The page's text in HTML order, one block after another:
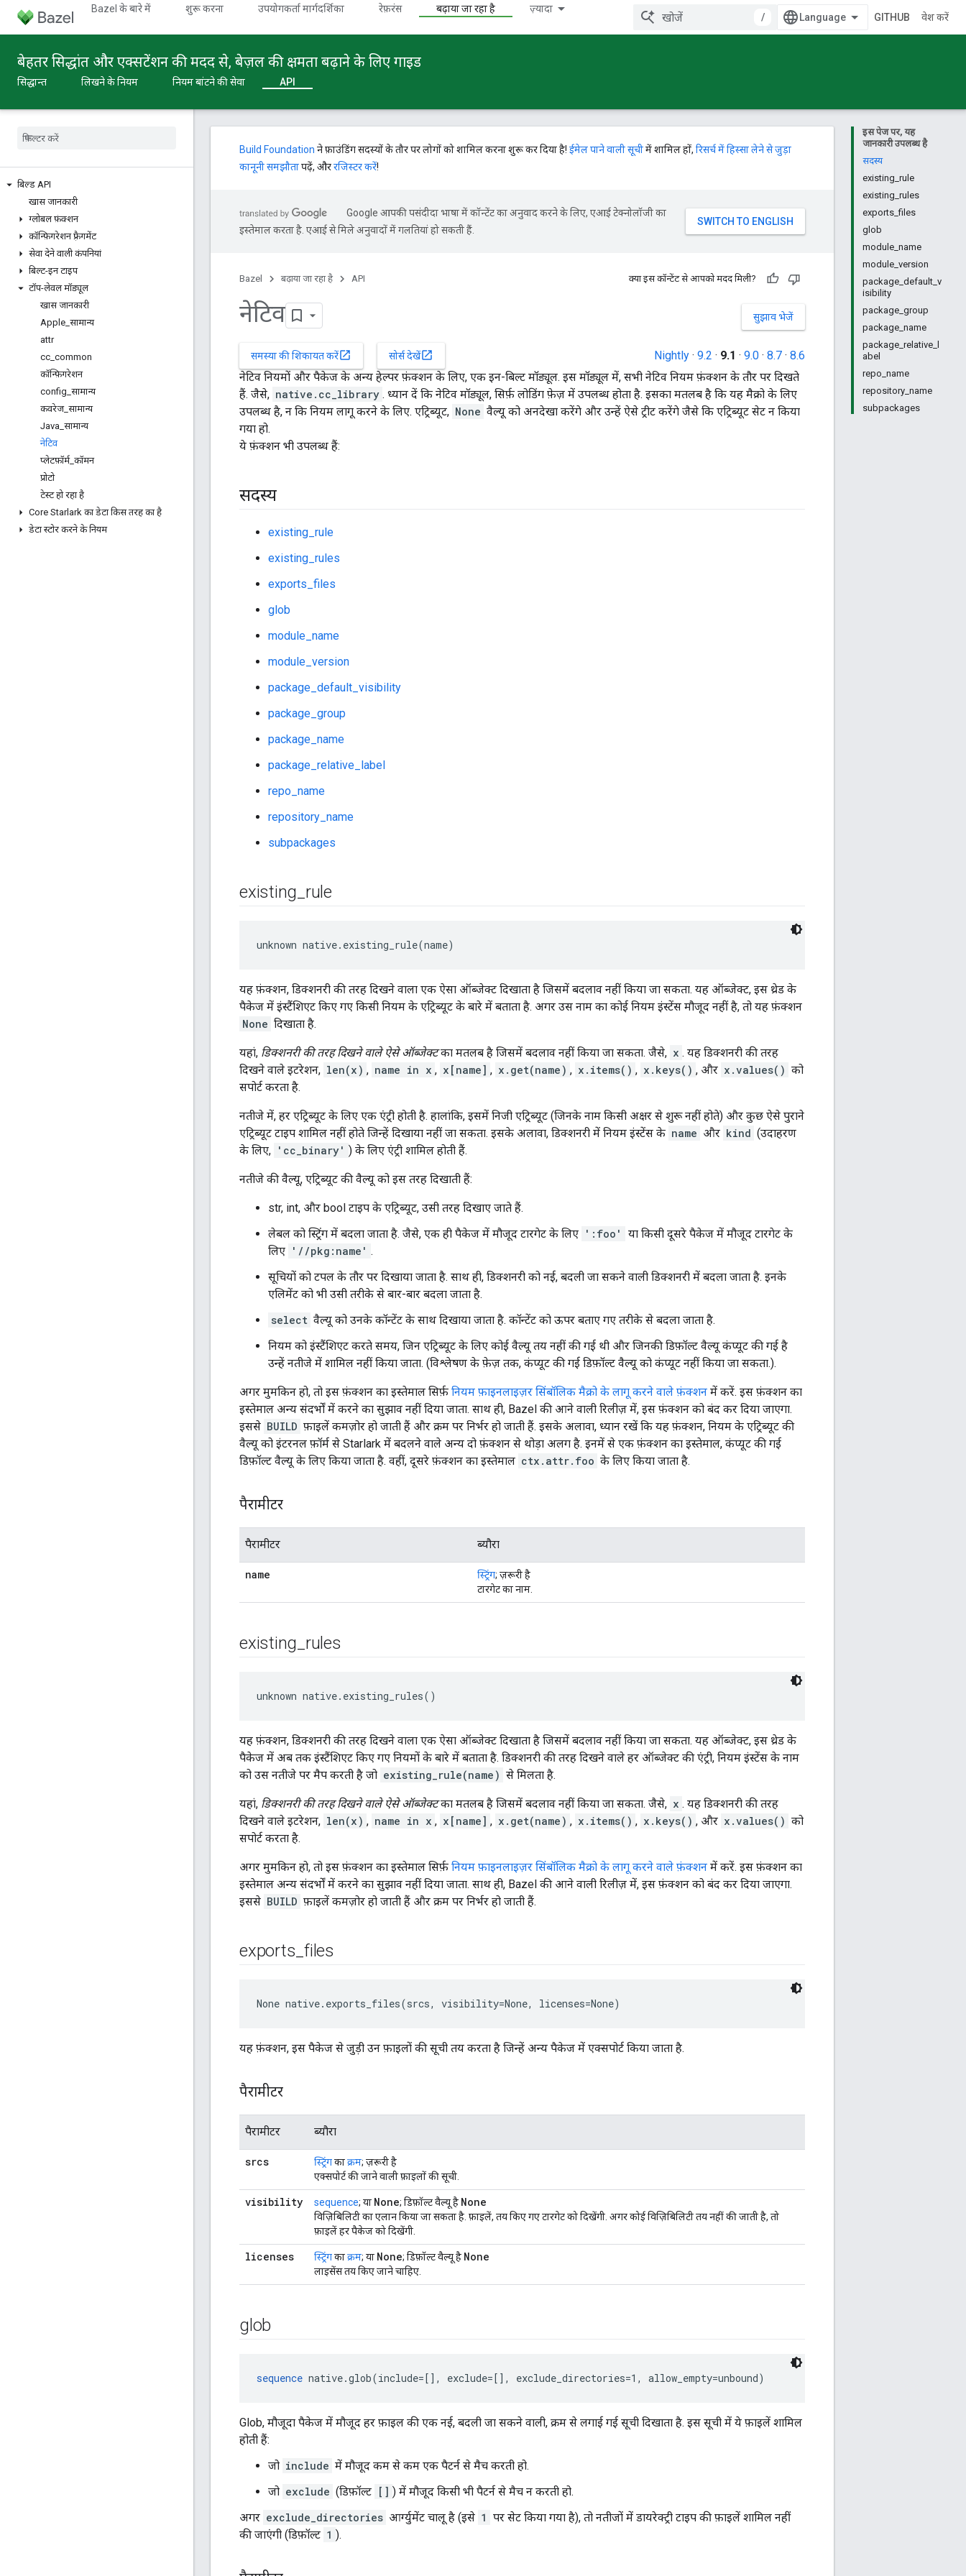
Bazel के बारे में शुरू करना उपयोगकर्ता मार्गदर्शिका रेफ़रंस बढ़ाया जा रहा है ज़्यादा
/ GITHUB प्रवेश करें
बेहतर सिद्धांत और एक्सटेंशन की मदद से, बेज़ल की क्षमता बढ़ाने के लिए गाइड
सिद्धान्त लिखने के नियम नियम बांटने की सेवा API
बिल्ड API
खास जानकारी
ग्लोबल फ़ंक्शन
कॉन्फ़िगरेशन फ़्रैगमेंट
सेवा देने वाली कंपनियां
बिल्ट-इन टाइप
टॉप-लेवल मॉड्यूल
खास जानकारी
Apple सामान्य
attr
cc common
कॉन्फ़िगरेशन
config सामान्य
कवरेज_ सामान्य
Java सामान्य
नेटिव
प्लेटफ़ॉर्म_ कॉमन
प्रोटो
टेस्ट हो रहा है
Core Starlark का डेटा किस तरह का है
डेटा स्टोर करने के नियम
इस पेज पर, यह
जानकारी उपलब्ध है
सदस्य
existing_rule
existing_rules
exports_files
glob
module_name
module_version
package_default_v
isibility
package_group
package_name
package_relative_l
abel
repo_name
repository_name
subpackages
Build Foundation ने फ़ाउंडिंग सदस्यों के तौर पर लोगों को शामिल करना शुरू कर दिया है! ईमेल पाने वाली सूचीमें शामिल हों, रिसर्च में हिस्सा लेने से जुड़ा
कानूनी समझौतापढ़ें, औररजिस्टर करें!
Google आपकी पसंदीदा भाषा में कॉन्टेंट का अनुवाद करने के लिए, एआई टेक्नोलॉजी का
इस्तेमाल करता है. एआई से मिले अनुवादों में गलतियां हो सकती हैं.
Bazel बढ़ाया जा रहा है API क्या इस कॉन्टेंट से आपको मदद मिली?
सुझाव भेजें
नेटिव
समस्या की शिकायत करेंopen_in_new सोर्स देखेंopen_in_new Nightly · 9.2 · 9.1 · 9.0 · 8.7 · 8.6
नेटिव नियमों और पैकेज के अन्य हेल्पर फ़ंक्शन के लिए, एक इन-बिल्ट मॉड्यूल. इस मॉड्यूल में, सभी नेटिव नियम फ़ंक्शन के तौर पर दिखते
हैं. जैसे, native.cc_library . ध्यान दें कि नेटिव मॉड्यूल, सिर्फ़ लोडिंग फ़ेज़ में उपलब्ध होता है. इसका मतलब है कि यह मैक्रो के लिए
उपलब्ध है, न कि नियम लागू करने के लिए. एट्रिब्यूट, None वैल्यू को अनदेखा करेंगे और उन्हें ऐसे ट्रीट करेंगे जैसे कि एट्रिब्यूट सेट न किया
गया हो.
ये फ़ंक्शन भी उपलब्ध हैं:
सदस्य
existing_rule
existing_rules
exports_files
glob
module_name
module_version
package_default_visibility
package_group
package_name
package_relative_label
repo_name
repository_name
subpackages
existing rule
unknown native.existing_rule(name)
यह फ़ंक्शन, डिक्शनरी की तरह दिखने वाला एक ऐसा ऑब्जेक्ट दिखाता है जिसमें बदलाव नहीं किया जा सकता. यह ऑब्जेक्ट, इस थ्रेड के
पैकेज में इंस्टैंशिएट किए गए किसी नियम के एट्रिब्यूट के बारे में बताता है. अगर उस नाम का कोई नियम इंस्टेंस मौजूद नहीं है, तो यह फ़ंक्शन
None दिखाता है.
यहां, डिक्शनरी की तरह दिखने वाले ऐसे ऑब्जेक्टका मतलब है जिसमें बदलाव नहीं किया जा सकता. जैसे, x . यह डिक्शनरी की तरह
दिखने वाले इटरेशन, len(x) , name in x , x[name] , x.get(name) , x.items() , x.keys() , और x.values() को
सपोर्ट करता है.
नतीजे में, हर एट्रिब्यूट के लिए एक एंट्री होती है. हालांकि, इसमें निजी एट्रिब्यूट (जिनके नाम किसी अक्षर से शुरू नहीं होते) और कुछ ऐसे पुराने
एट्रिब्यूट टाइप शामिल नहीं होते जिन्हें दिखाया नहीं जा सकता. इसके अलावा, डिक्शनरी में नियम इंस्टेंस के name और kind (उदाहरण
के लिए, 'cc_binary' ) के लिए एंट्री शामिल होती हैं.
नतीजे की वैल्यू, एट्रिब्यूट की वैल्यू को इस तरह दिखाती हैं:
str, int, और bool टाइप के एट्रिब्यूट, उसी तरह दिखाए जाते हैं.
लेबल को स्ट्रिंग में बदला जाता है. जैसे, एक ही पैकेज में मौजूद टारगेट के लिए ':foo'
या किसी दूसरे पैकेज में मौजूद टारगेट के
लिए '//pkg:name' .
सूचियों को टपल के तौर पर दिखाया जाता है. साथ ही, डिक्शनरी को नई, बदली जा सकने वाली डिक्शनरी में बदला जाता है. इनके
एलिमेंट को भी उसी तरीके से बार-बार बदला जाता है.
select वैल्यू को उनके कॉन्टेंट के साथ दिखाया जाता है. कॉन्टेंट को ऊपर बताए गए तरीके से बदला जाता है.
नियम को इंस्टैंशिएट करते समय, जिन एट्रिब्यूट के लिए कोई वैल्यू तय नहीं की गई थी और जिनकी डिफ़ॉल्ट वैल्यू कंप्यूट की गई है
उन्हें नतीजे में शामिल नहीं किया जाता. (विश्लेषण के फ़ेज़ तक, कंप्यूट की गई डिफ़ॉल्ट वैल्यू को कंप्यूट नहीं किया जा सकता.).
अगर मुमकिन हो, तो इस फ़ंक्शन का इस्तेमाल सिर्फ़ नियम फ़ाइनलाइज़र सिंबॉलिक मैक्रो के लागू करने वाले फ़ंक्शन में करें. इस फ़ंक्शन का
इस्तेमाल अन्य संदर्भों में करने का सुझाव नहीं दिया जाता. साथ ही, Bazel की आने वाली रिलीज़ में, इस फ़ंक्शन को बंद कर दिया जाएगा.
इससे BUILD फ़ाइलें कमज़ोर हो जाती हैं और क्रम पर निर्भर हो जाती हैं. इसके अलावा, ध्यान रखें कि यह फ़ंक्शन, नियम के एट्रिब्यूट की
वैल्यू को इंटरनल फ़ॉर्म से Starlark में बदलने वाले अन्य दो फ़ंक्शन से थोड़ा अलग है. इनमें से एक फ़ंक्शन का इस्तेमाल, कंप्यूट की गई
डिफ़ॉल्ट वैल्यू के लिए किया जाता है. वहीं, दूसरे फ़ंक्शन का इस्तेमाल ctx.attr.foo के लिए किया जाता है.
पैरामीटर
पैरामीटर ब्यौरा
name स्ट्रिंग; ज़रूरी है
टारगेट का नाम.
existing rules
unknown native.existing_rules()
यह फ़ंक्शन, डिक्शनरी की तरह दिखने वाला एक ऐसा ऑब्जेक्ट दिखाता है जिसमें बदलाव नहीं किया जा सकता. यह ऑब्जेक्ट, इस थ्रेड के
पैकेज में अब तक इंस्टैंशिएट किए गए नियमों के बारे में बताता है. डिक्शनरी की तरह दिखने वाले हर ऑब्जेक्ट की एंट्री, नियम इंस्टेंस के नाम
को उस नतीजे पर मैप करती है जो existing_rule(name) से मिलता है.
यहां, डिक्शनरी की तरह दिखने वाले ऐसे ऑब्जेक्टका मतलब है जिसमें बदलाव नहीं किया जा सकता. जैसे, x . यह डिक्शनरी की तरह
दिखने वाले इटरेशन, len(x) , name in x , x[name] , x.get(name) , x.items() , x.keys() , और x.values() को
सपोर्ट करता है.
अगर मुमकिन हो, तो इस फ़ंक्शन का इस्तेमाल सिर्फ़ नियम फ़ाइनलाइज़र सिंबॉलिक मैक्रो के लागू करने वाले फ़ंक्शन में करें. इस फ़ंक्शन का
इस्तेमाल अन्य संदर्भों में करने का सुझाव नहीं दिया जाता. साथ ही, Bazel की आने वाली रिलीज़ में, इस फ़ंक्शन को बंद कर दिया जाएगा.
इससे BUILD फ़ाइलें कमज़ोर हो जाती हैं और क्रम पर निर्भर हो जाती हैं.
exports _files
None native.exports_files(srcs, visibility=None, licenses=None)
यह फ़ंक्शन, इस पैकेज से जुड़ी उन फ़ाइलों की सूची तय करता है जिन्हें अन्य पैकेज में एक्सपोर्ट किया जाता है.
पैरामीटर
पैरामीटर ब्यौरा
srcs स्ट्रिंगकाक्रम; ज़रूरी है
एक्सपोर्ट की जाने वाली फ़ाइलों की सूची.
visibility sequence; या None; डिफ़ॉल्ट वैल्यू है None
विज़िबिलिटी का एलान किया जा सकता है. फ़ाइलें, तय किए गए टारगेट को दिखेंगी. अगर कोई विज़िबिलिटी तय नहीं की जाती है, तो
फ़ाइलें हर पैकेज को दिखेंगी.
licenses स्ट्रिंगकाक्रम; या None; डिफ़ॉल्ट वैल्यू है None
लाइसेंस तय किए जाने चाहिए.
glob
sequence native.glob(include=[], exclude=[], exclude_directories=1, allow_empty=unbound)
Glob, मौजूदा पैकेज में मौजूद हर फ़ाइल की एक नई, बदली जा सकने वाली, क्रम से लगाई गई सूची दिखाता है. इस सूची में ये फ़ाइलें शामिल
होती हैं:
जो include में मौजूद कम से कम एक पैटर्न से मैच करती हो.
जो exclude (डिफ़ॉल्ट [] ) में मौजूद किसी भी पैटर्न से मैच न करती हो.
अगर exclude_directories आर्ग्युमेंट चालू है (इसे 1 पर सेट किया गया है), तो नतीजों में डायरेक्ट्री टाइप की फ़ाइलें शामिल नहीं
की जाएंगी (डिफ़ॉल्ट 1 ).